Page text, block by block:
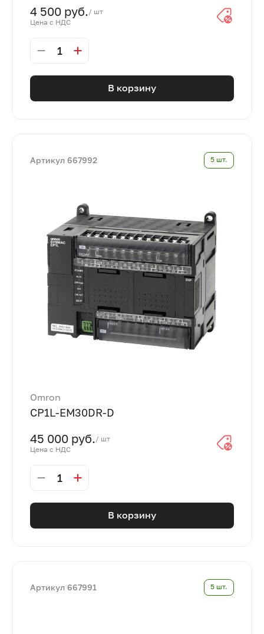
4 500 руб. / шт
Цена с НДС
1
В корзину
Артикул 667992 5 шт.
Omron
CP1L-EM30DR-D
45 000 руб. / шт
Цена с НДС
1
В корзину
Артикул 667991 5 шт.